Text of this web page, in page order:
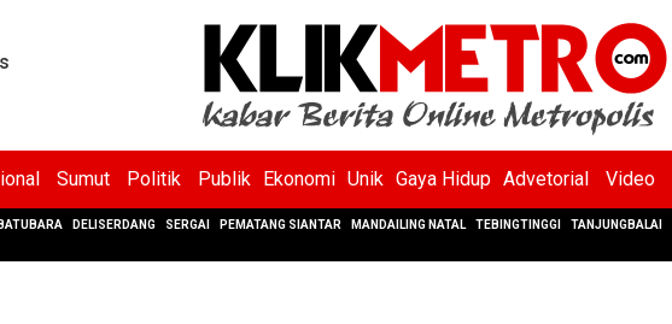
Sumut Politik Publik Ekonomi Unik Gaya Hidup Advetorial Video
BATUBARA DELISERDANG SERGAI PEMATANG SIANTAR MANDAILING NATAL TEBINGTINGGI TANJUNGBALAI